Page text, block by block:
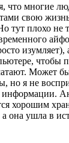
что многие
свою
тут плохо не
изумляет),
чтобы
Может
но я не
хорошим
она ушла в